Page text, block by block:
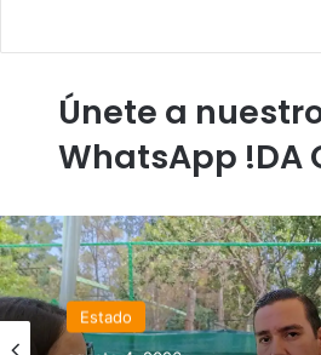
Únete a
WhatsApp !DA
Estado